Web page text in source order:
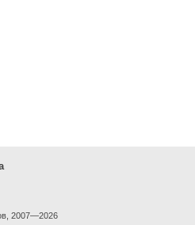
2007—2026